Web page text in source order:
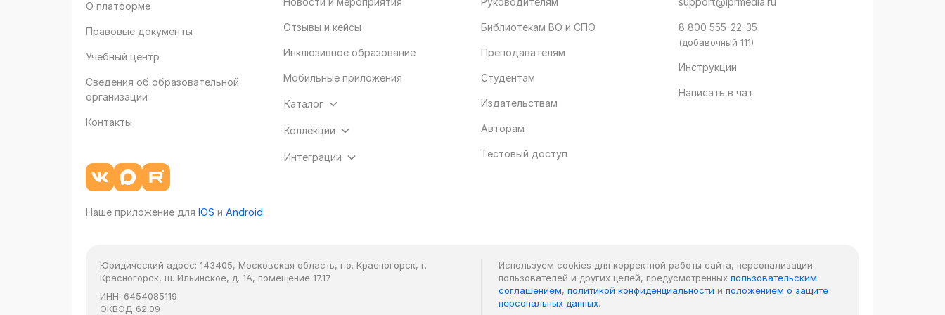
О платформе
Правовые документы
Учебный центр
Сведения об образовательной
организации
Контакты
Наше приложение для IOS и Android
Отзывы и кейсы
Инклюзивное образование
Мобильные приложения
Каталог
Коллекции
Интеграции
Библиотекам ВО и СПО
Преподавателям
Студентам
Издательствам
Авторам
Тестовый доступ
8 800 555-22-35
(добавочный 111)
Инструкции
Написать в чат
Юридический адрес: 143405, Московская область, г.о. Красногорск, г.
Красногорск, ш. Ильинское, д. 1А, помещение 17.17
ИНН: 6454085119
ОКВЭД 62.09
Используем cookies для корректной работы сайта, персонализации
пользователей и других целей, предусмотренных пользовательским
соглашением, политикой конфиденциальности и положением о защите
персональных данных.